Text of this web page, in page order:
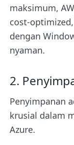
maksimum,
cost-
dengan
nyaman.
2.
Penyimpanan
krusial dalam
Azure.